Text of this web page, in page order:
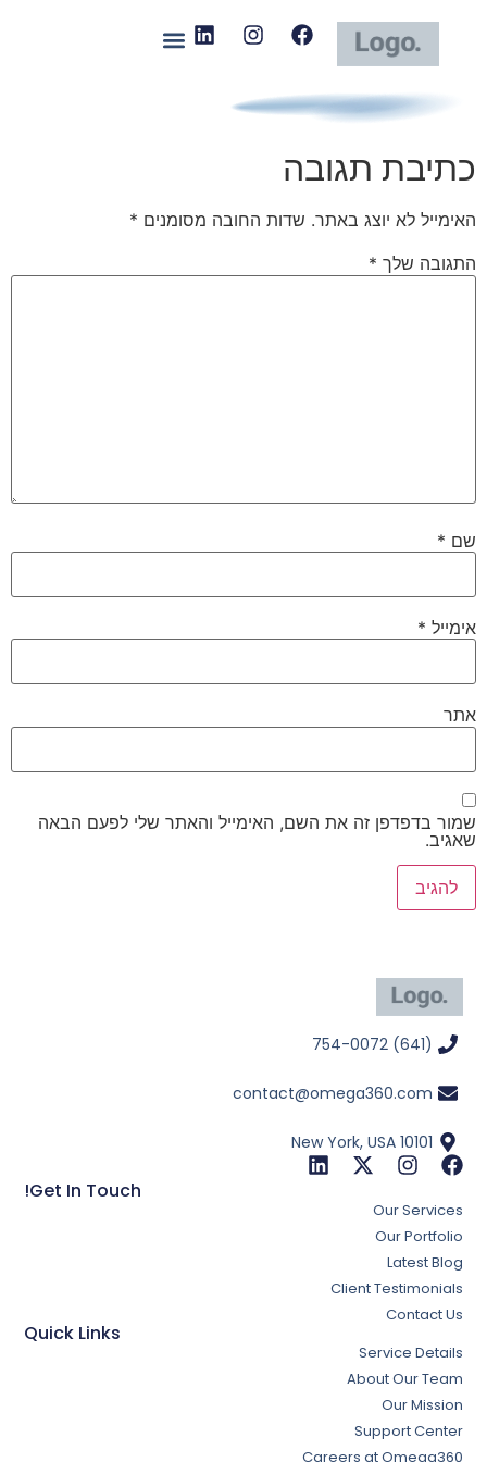
כתיבת תגובה
האימייל לא יוצג באתר. שדות החובה מסומנים *
התגובה שלך *
שם *
אימייל *
אתר
שמור בדפדפן זה את השם, האימייל והאתר שלי לפעם הבאה
שאגיב.
(641) 754-0072
contact@omega360.com
New York, USA 10101
Get In Touch!
Our Services
Our Portfolio
Latest Blog
Client Testimonials
Contact Us
Quick Links
Service Details
About Our Team
Our Mission
Support Center
Careers at Omega360